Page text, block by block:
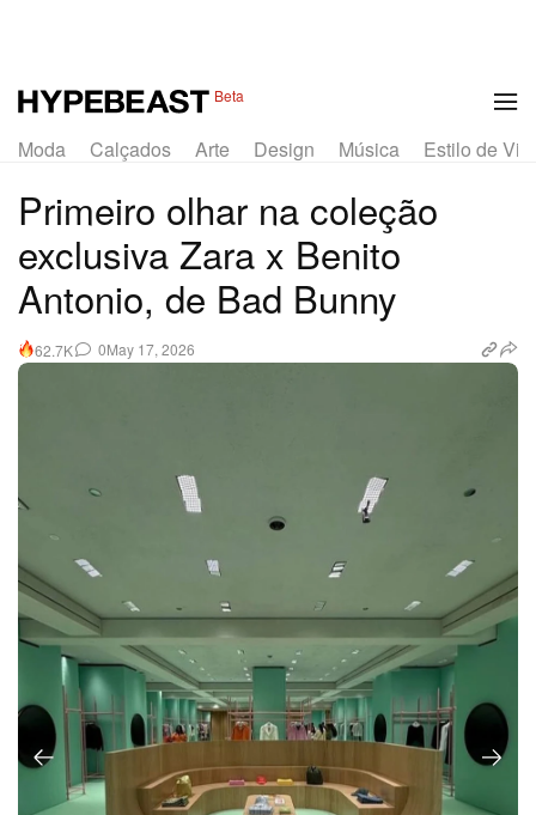
Beta
Moda Calçados Arte Design Música Estilo de
Primeiro olhar na coleção
exclusiva Zara x Benito
Antonio, de Bad Bunny
62.7K 0May 17, 2026